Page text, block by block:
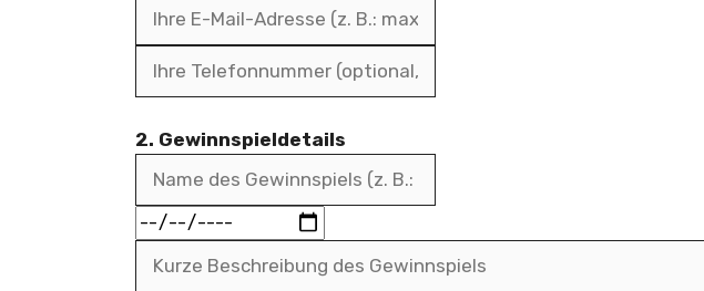
2. Gewinnspieldetails